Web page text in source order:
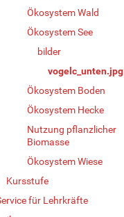
Ökosystem Wald
Ökosystem See
bilder
vogelc_unten.jpg
Ökosystem Boden
Ökosystem Hecke
Nutzung pflanzlicher
Biomasse
Ökosystem Wiese
Kursstufe
für Lehrkräfte